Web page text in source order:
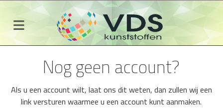
Nog geen account?
Als u een account wilt, laat ons dit weten, dan zullen wij een
link versturen waarmee u een account kunt aanmaken.